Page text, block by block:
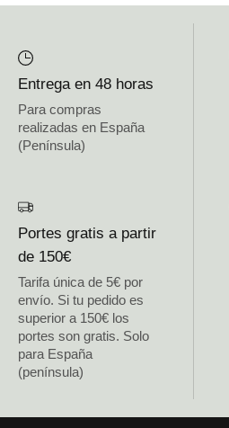
Entrega en 48 horas
Para compras
realizadas en España
(Península)
Portes gratis a partir
de 150€
Tarifa única de 5€ por
envío. Si tu pedido es
superior a 150€ los
portes son gratis. Solo
para España
(península)